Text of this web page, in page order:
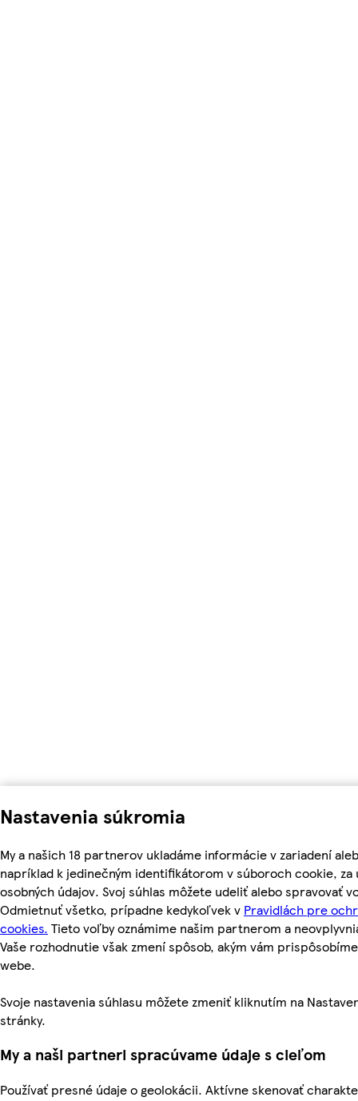
Nastavenia súkromia
My a našich 18 partnerov ukladáme informácie v zariadení
napríklad k jedinečným identifikátorom v súboroch cookie,
osobných údajov. Svoj súhlas môžete udeliť alebo spravovať
Odmietnuť všetko, prípadne kedykoľvek v Pravidlách pre
cookies. Tieto voľby oznámime našim partnerom a
Vaše rozhodnutie však zmení spôsob, akým vám
webe.
Svoje nastavenia súhlasu môžete zmeniť kliknutím na
stránky.
My a naši partneri spracúvame údaje s cieľom
Používať presné údaje o geolokácii. Aktívne skenovať